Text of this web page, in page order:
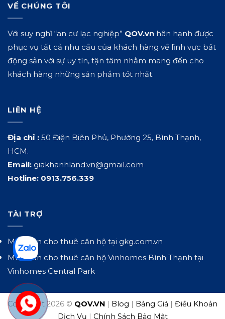
VỀ CHÚNG TÔI
Với suy nghĩ “an cư lạc nghiệp” QOV.vn hân hạnh được
phục vụ tất cả nhu cầu của khách hàng về lĩnh vực bất
động sản với sự uy tín, tận tâm nhằm mang đến cho
khách hàng những sản phẩm tốt nhất.
LIÊN HỆ
Địa chỉ : 50 Điện Biên Phủ, Phường 25, Bình Thạnh,
HCM.
Email: giakhanhland.vn@gmail.com
Hotline: 0913.756.339
TÀI TRỢ
Mua bán cho thuê căn hộ tại gkg.com.vn
Mua bán cho thuê căn hộ Vinhomes Bình Thạnh tại
Vinhomes Central Park
Copyright 2026 © QOV.VN Blog Bảng Giá
Điều Khoản
Dịch Vụ
Chính Sách Bảo Mật